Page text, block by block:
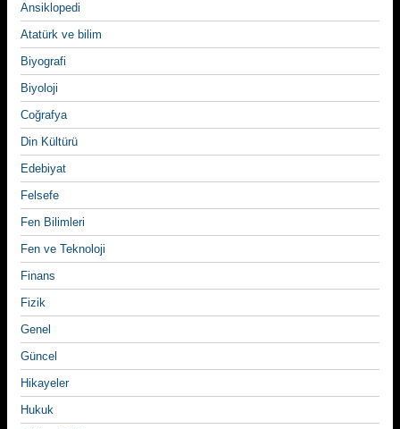
Ansiklopedi
Atatürk ve bilim
Biyografi
Biyoloji
Coğrafya
Din Kültürü
Edebiyat
Felsefe
Fen Bilimleri
Fen ve Teknoloji
Finans
Fizik
Genel
Güncel
Hikayeler
Hukuk